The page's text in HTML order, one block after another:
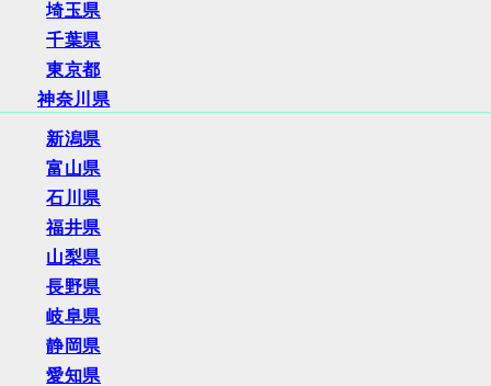
埼玉県
千葉県
東京都
神奈川県
新潟県
富山県
石川県
福井県
山梨県
長野県
岐阜県
静岡県
愛知県